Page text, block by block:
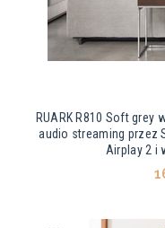
RUARK R810 Soft grey
audio streaming przez
Airplay 2 i